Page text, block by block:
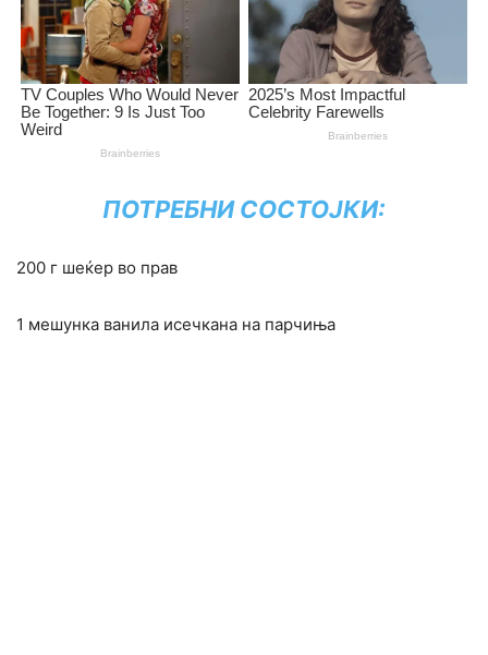
ПОТРЕБНИ СОСТОЈКИ:
200 г шеќер во прав
1 мешунка ванила исечкана на парчиња